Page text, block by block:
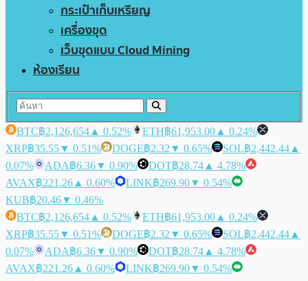
กระเป๋าเก็บเหรียญ
เครื่องขุด
เว็บขุดแบบ Cloud Mining
ห้องเรียน
BTC฿2,126,654 ▲ 0.52% ETH฿61,953.00 ▲ 0.24%
XRP฿35.55▼ 0.51% DOGE฿2.32 ▼ 0.65% SOL฿2,442.44 ▲
0.07%
ADA฿6.36▼ 0.90% DOT฿28.74 ▲ 4.78%
AVAX฿221.26 ▲ 0.60% LINK฿269.90▼ 0.54%
KUB฿20.46▼ 0.46%
BTC฿2,126,654 ▲ 0.52% ETH฿61,953.00 ▲ 0.24%
XRP฿35.55▼ 0.51% DOGE฿2.32 ▼ 0.65% SOL฿2,442.44 ▲
0.07%
ADA฿6.36▼ 0.90% DOT฿28.74 ▲ 4.78%
AVAX฿221.26 ▲ 0.60% LINK฿269.90▼ 0.54%